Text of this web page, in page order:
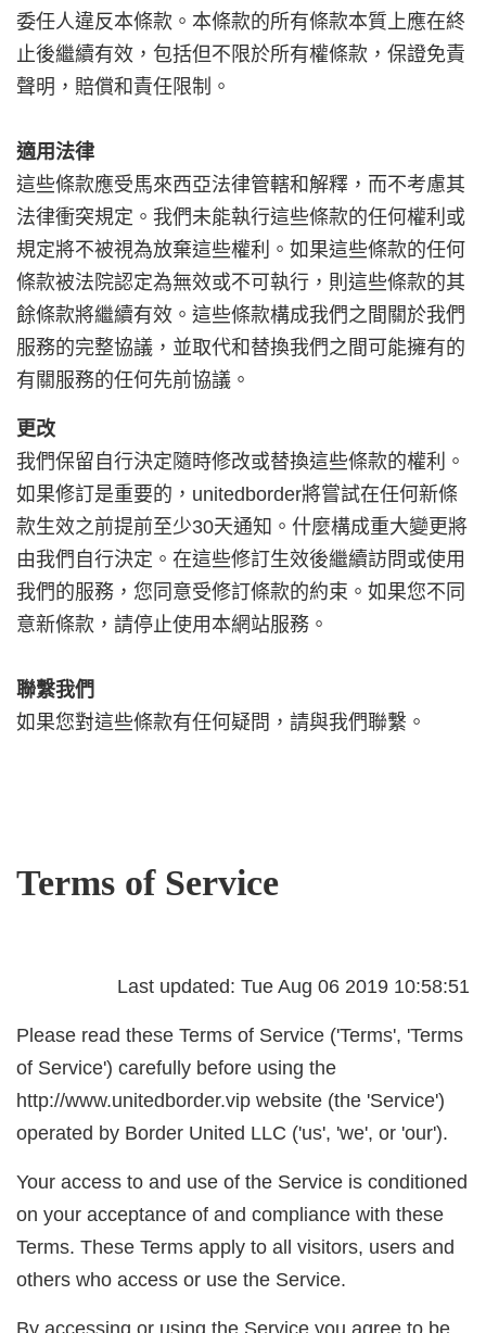
委任人違反本條款。本條款的所有條款本質上應在終
止後繼續有效，包括但不限於所有權條款，保證免責
聲明，賠償和責任限制。
適用法律
這些條款應受馬來西亞法律管轄和解釋，而不考慮其
法律衝突規定。我們未能執行這些條款的任何權利或
規定將不被視為放棄這些權利。如果這些條款的任何
條款被法院認定為無效或不可執行，則這些條款的其
餘條款將繼續有效。這些條款構成我們之間關於我們
服務的完整協議，並取代和替換我們之間可能擁有的
有關服務的任何先前協議。
更改
我們保留自行決定隨時修改或替換這些條款的權利。
如果修訂是重要的， unitedborder將嘗試在任何新條
款生效之前提前至少30天通知。什麼構成重大變更將
由我們自行決定。在這些修訂生效後繼續訪問或使用
我們的服務，您同意受修訂條款的約束。如果您不同
意新條款，請停止使用本網站服務。
聯繫我們
如果您對這些條款有任何疑問，請與我們聯繫。
Terms of Service
Last updated: Tue Aug 06 2019 10:58:51
Please read these Terms of Service ('Terms', 'Terms
of Service') carefully before using the
http://www.unitedborder.vip website (the 'Service')
operated by Border United LLC ('us', 'we', or 'our').
Your access to and use of the Service is conditioned
on your acceptance of and compliance with these
Terms. These Terms apply to all visitors, users and
others who access or use the Service.
By accessing or using the Service you agree to be